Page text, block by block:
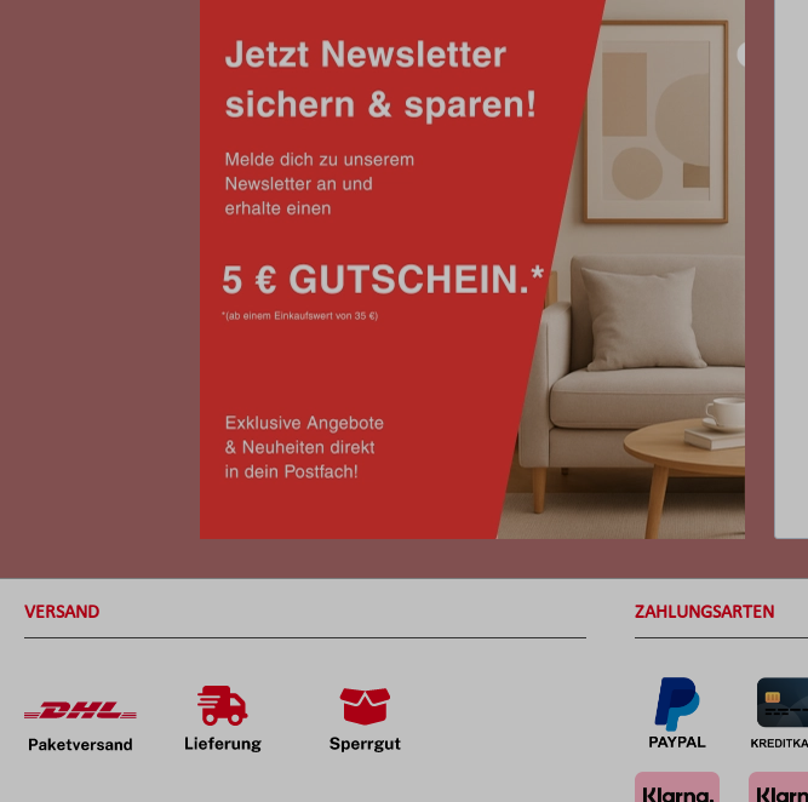
VERSAND ZAHLUNGSARTEN